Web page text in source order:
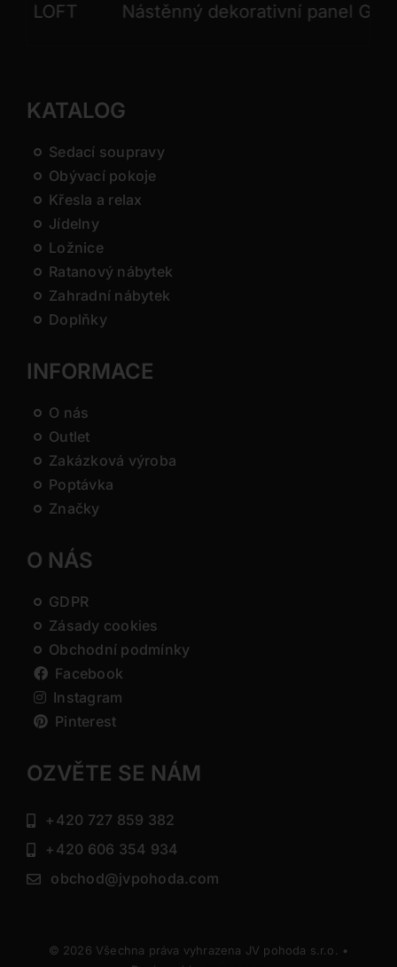
Nástěnný dekorativní panel GONG
KATALOG
Sedací soupravy
Obývací pokoje
Křesla a relax
Jídelny
Ložnice
Ratanový nábytek
Zahradní nábytek
Doplňky
INFORMACE
O nás
Outlet
Zakázková výroba
Poptávka
Značky
O NÁS
GDPR
Zásady cookies
Obchodní podmínky
Facebook
Instagram
Pinterest
OZVĚTE SE NÁM
+420 727 859 382
+420 606 354 934
obchod@jvpohoda.com
© 2026 Všechna práva vyhrazena JV pohoda s.r.o. •